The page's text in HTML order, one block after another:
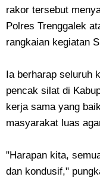
rakor tersebut
Polres Trenggalek
rangkaian kegiatan
Ia berharap seluruh
pencak silat di
kerja sama yang
masyarakat luas
"Harapan kita,
dan kondusif,"